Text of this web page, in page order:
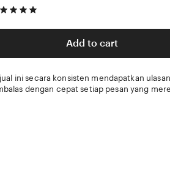
Add to cart
ini secara konsisten mendapatkan
dengan cepat setiap pesan yang